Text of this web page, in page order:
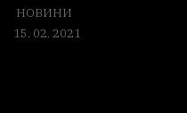
НОВИНИ
15. 02. 2021